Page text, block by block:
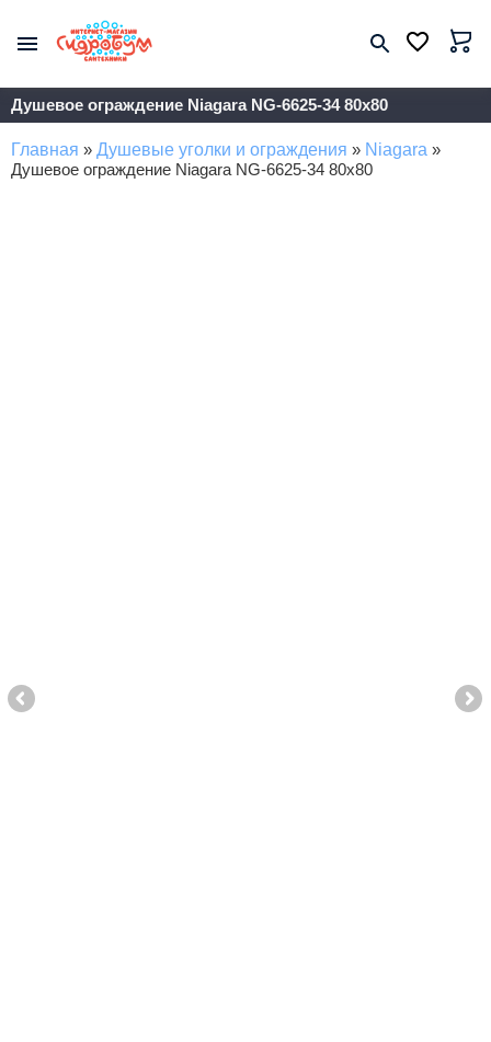
Душевое ограждение Niagara NG-6625-34 80x80
Главная » Душевые уголки и ограждения » Niagara »
Душевое ограждение Niagara NG-6625-34 80x80